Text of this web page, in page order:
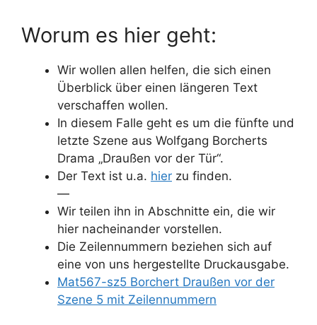
Worum es hier geht:
Wir wollen allen helfen, die sich einen
Überblick über einen längeren Text
verschaffen wollen.
In diesem Falle geht es um die fünfte und
letzte Szene aus Wolfgang Borcherts
Drama „Draußen vor der Tür“.
Der Text ist u.a. hier zu finden.
—
Wir teilen ihn in Abschnitte ein, die wir
hier nacheinander vorstellen.
Die Zeilennummern beziehen sich auf
eine von uns hergestellte Druckausgabe.
Mat567-sz5 Borchert Draußen vor der
Szene 5 mit Zeilennummern